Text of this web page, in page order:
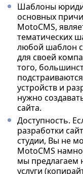
Шаблоны
основных
MotoCMS,
тематических
любой шаблон
для своей
того,
устройств и
нужно
сайта.
Доступность.
разработки
студии, Вы не
MotoCMS
мы предлагаем
услуги